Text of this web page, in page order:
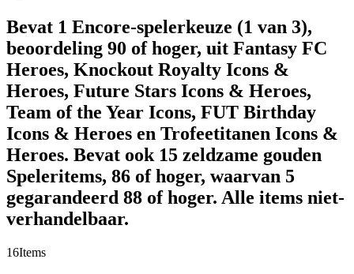
Bevat 1 Encore-spelerkeuze (1 van 3),
beoordeling 90 of hoger, uit Fantasy FC
Heroes, Knockout Royalty Icons &
Heroes, Future Stars Icons & Heroes,
Team of the Year Icons, FUT Birthday
Icons & Heroes en Trofeetitanen Icons &
Heroes. Bevat ook 15 zeldzame gouden
Speleritems, 86 of hoger, waarvan 5
gegarandeerd 88 of hoger. Alle items niet-
verhandelbaar.
16Items